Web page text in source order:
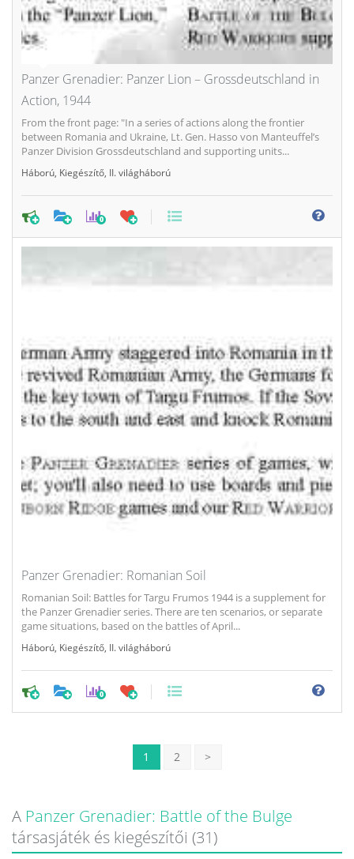
Panzer Grenadier: Panzer Lion – Grossdeutschland in
Action, 1944
From the front page: "In a series of actions along the frontier
between Romania and Ukraine, Lt. Gen. Hasso von Manteuffel’s
Panzer Division Grossdeutschland and supporting units...
Háború Kiegészítő II. világháború
0
Panzer Grenadier: Romanian Soil
Romanian Soil: Battles for Targu Frumos 1944 is a supplement for
the Panzer Grenadier series. There are ten scenarios, or separate
game situations, based on the battles of April...
Háború Kiegészítő II. világháború
0
1 2 >
A Panzer Grenadier: Battle of the Bulge
társasjáték és kiegészítői (31)